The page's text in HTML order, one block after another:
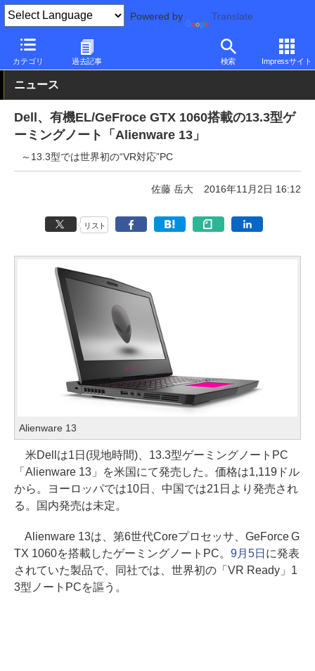
Powered by Translate
カテゴリ 過去記事 検索 Impressサイト
PC Watch パソコン/タブレット/スマートフォン ゲーミングノー
ニュース
Dell、有機EL/GeFroce GTX 1060搭載の13.3型ゲ
ーミングノート「Alienware 13」
～13.3型では世界初の“VR対応”PC
佐藤 岳大 2016年11月2日 16:12
リスト
Alienware 13
米Dellは1日(現地時間)、13.3型ゲーミングノートPC
「Alienware 13」を米国にて発売した。価格は1,119ドル
から。ヨーロッパでは10日、中国では21日より発売され
る。国内発売は未定。
Alienware 13は、第6世代Coreプロセッサ、GeForce G
TX 1060を搭載したゲーミングノートPC。 9月5日 に発表
されていた製品で、同社では、世界初の「VR Ready」1
3型ノートPCを謳う。